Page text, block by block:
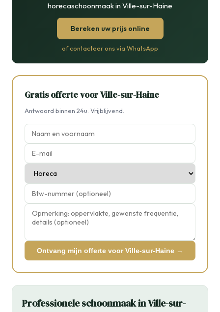
horecaschoonmaak in Ville-sur-Haine
Bereken uw prijs online
of contacteer ons via WhatsApp
Gratis offerte voor Ville-sur-Haine
Antwoord binnen 24u. Vrijblijvend.
Ontvang mijn offerte voor Ville-sur-Haine →
Professionele schoonmaak in Ville-sur-